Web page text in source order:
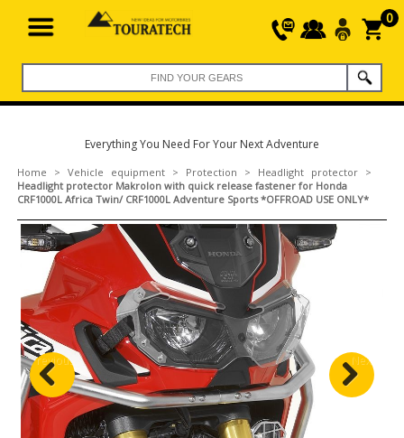
0
Everything You Need For Your Next Adventure
Home > Vehicle equipment> Protection > Headlight protector>
Headlight protector Makrolon with quick release fastener for Honda
CRF1000L Africa Twin/ CRF1000L Adventure Sports *OFFROAD USE ONLY*
Previous Next